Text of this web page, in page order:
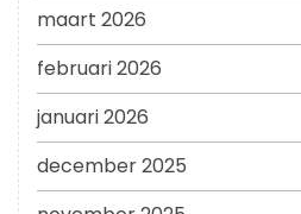
maart 2026
februari 2026
januari 2026
december 2025